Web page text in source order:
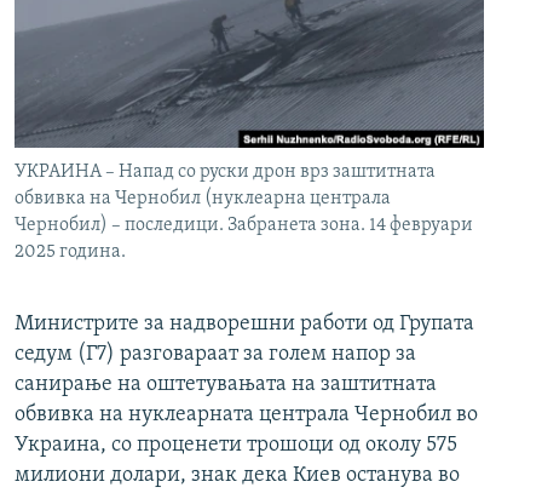
УКРАИНА – Напад со руски дрон врз заштитната
обвивка на Чернобил (нуклеарна централа
Чернобил) – последици. Забранета зона. 14 февруари
2025 година.
Министрите за надворешни работи од Групата
седум (Г7) разговараат за голем напор за
санирање на оштетувањата на заштитната
обвивка на нуклеарната централа Чернобил во
Украина, со проценети трошоци од околу 575
милиони долари, знак дека Киев останува во